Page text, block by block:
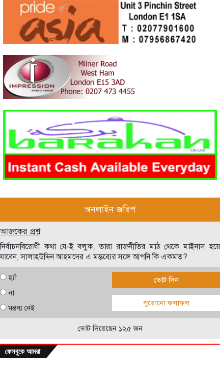
অনলাইন জরিপ
আজকের প্রশ্ন
নির্বাচনবিরোধী কথা যে-ই বলুক, তারা রাজনীতির মাঠ থেকে মাইনাস হয়ে
যাবেন, সালাহউদ্দিন আহমদের এ মন্তব্যের সঙ্গে আপনি কি একমত?
হ্যাঁ
না
মন্তব্য নেই
ভোট দিন
পুরোনো ফলাফল
ভোট দিয়েছেন ১২৫ জন
ফেসবুকে আমরা